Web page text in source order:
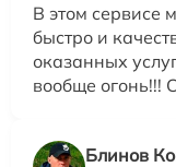
В этом сервисе
быстро и
оказанных
вообще огонь!!!
Блинов